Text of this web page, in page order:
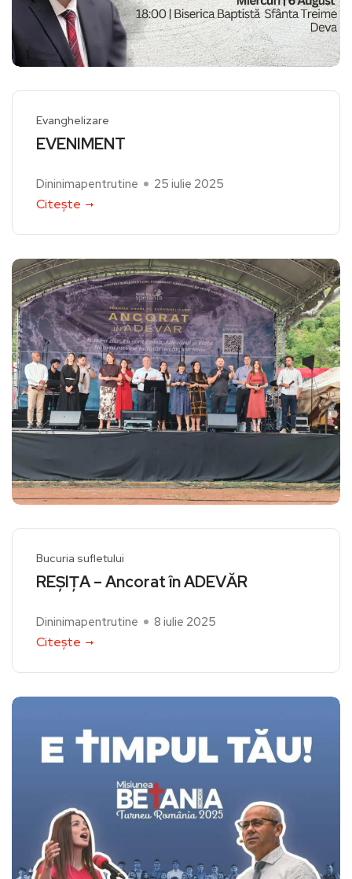
Evanghelizare
EVENIMENT
Dininimapentrutine 25 iulie 2025
Citește
Bucuria sufletului
REȘIȚA – Ancorat în ADEVĂR
Dininimapentrutine 8 iulie 2025
Citește